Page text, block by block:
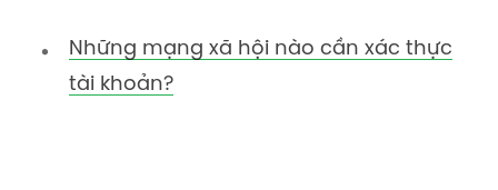
Những mạng xã hội nào cần xác thực
tài khoản?